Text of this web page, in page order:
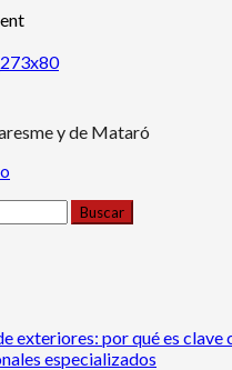
y de Mataró
exteriores: por qué es clave
especializados